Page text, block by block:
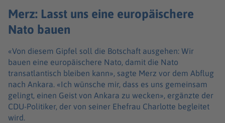
Merz: Lasst uns eine europäischere
Nato bauen
«Von diesem Gipfel soll die Botschaft ausgehen: Wir
bauen eine europäischere Nato, damit die Nato
transatlantisch bleiben kann», sagte Merz vor dem Abflug
nach Ankara. «Ich wünsche mir, dass es uns gemeinsam
gelingt, einen Geist von Ankara zu wecken», ergänzte der
CDU-Politiker, der von seiner Ehefrau Charlotte begleitet
wird.